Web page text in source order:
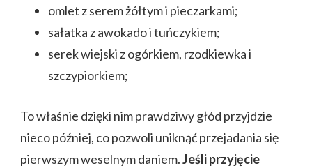
omlet z serem żółtym i pieczarkami;
sałatka z awokado i tuńczykiem;
serek wiejski z ogórkiem, rzodkiewka i
szczypiorkiem;
To właśnie dzięki nim prawdziwy głód przyjdzie
nieco później, co pozwoli uniknąć przejadania się
pierwszym weselnym daniem.Jeśli przyjęcie